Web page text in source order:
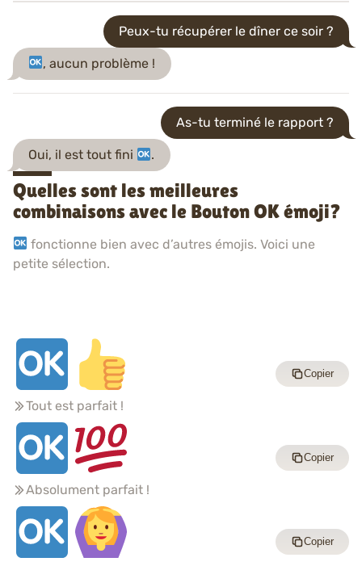
Peux-tu récupérer le dîner ce soir ?
, aucun problème !
As-tu terminé le rapport ?
Oui, il est tout fini .
Quelles sont les meilleures
combinaisons avec le Bouton OK émoji?
fonctionne bien avec d’autres émojis. Voici une
petite sélection.
Tout est parfait !
Copier
Absolument parfait !
Copier
Copier